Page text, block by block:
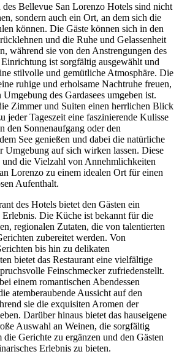
Bellevue San Lorenzo Hotels sind nicht
sondern auch ein Ort, an dem sich die
können. Die Gäste können sich in den
und die Ruhe und Gelassenheit
während sie von den Anstrengungen des
ist sorgfältig ausgewählt und
stilvolle und gemütliche Atmosphäre. Die
ruhige und erholsame Nachtruhe freuen,
des Gardasees umgeben ist.
Zimmer und Suiten einen herrlichen Blick
jeder Tageszeit eine faszinierende Kulisse
den Sonnenaufgang oder den
See genießen und dabei die natürliche
Umgebung auf sich wirken lassen. Diese
und die Vielzahl von Annehmlichkeiten
Lorenzo zu einem idealen Ort für einen
Aufenthalt.
des Hotels bietet den Gästen ein
Erlebnis. Die Küche ist bekannt für die
regionalen Zutaten, die von talentierten
zubereitet werden. Von
bis hin zu delikaten
bietet das Restaurant eine vielfältige
Feinschmecker zufriedenstellt.
einem romantischen Abendessen
atemberaubende Aussicht auf den
sie die exquisiten Aromen der
Darüber hinaus bietet das hauseigene
Auswahl an Weinen, die sorgfältig
Gerichte zu ergänzen und den Gästen
Erlebnis zu bieten.